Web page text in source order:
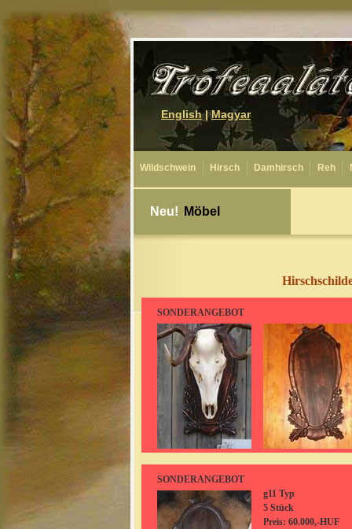
English|Magyar
Wildschwein Hirsch Damhirsch Reh
Neu! Möbel
SONDERANGEBOT
SONDERANGEBOT
g11 Typ
5 Stück
Preis: 60.000,-HUF